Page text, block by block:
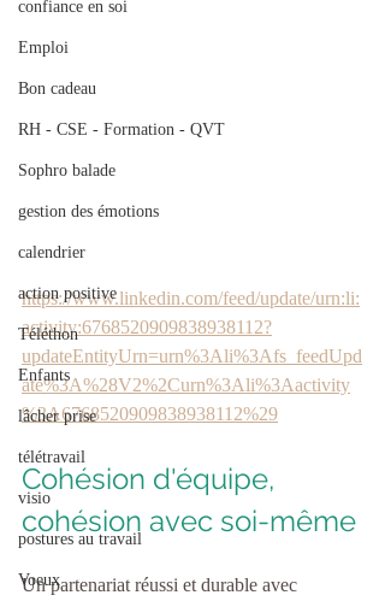
confiance en soi
Emploi
Bon cadeau
RH - CSE - Formation - QVT
Sophro balade
gestion des émotions
calendrier
action positive
Téléthon
Enfants
lâcher prise
télétravail
visio
postures au travail
Voeux
https://www.linkedin.com/feed/update/urn:li:
activity:6768520909838938112?
updateEntityUrn=urn%3Ali%3Afs_feedUpd
ate%3A%28V2%2Curn%3Ali%3Aactivity
%3A6768520909838938112%29
Cohésion d'équipe,
cohésion avec soi-même
Un partenariat réussi et durable avec